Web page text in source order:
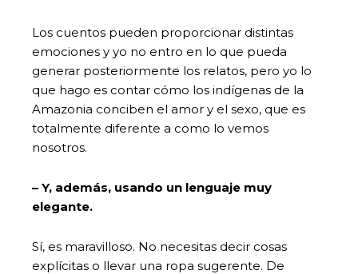
Los cuentos pueden proporcionar distintas
emociones y yo no entro en lo que pueda
generar posteriormente los relatos, pero yo lo
que hago es contar cómo los indígenas de la
Amazonia conciben el amor y el sexo, que es
totalmente diferente a como lo vemos
nosotros.
– Y, además, usando un lenguaje muy
elegante.
Sí, es maravilloso. No necesitas decir cosas
explícitas o llevar una ropa sugerente. De